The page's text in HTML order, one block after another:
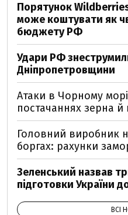
Порятунок
може коштувати як
бюджету РФ
Удари РФ
Дніпропетровщини
Атаки в Чорному
постачаннях зерна
Головний виробник
боргах: рахунки
Зеленський назвав
підготовки України
ВСІ